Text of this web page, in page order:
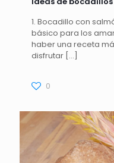
1. Bocadillo con
básico para los
haber una receta
disfrutar […]
0